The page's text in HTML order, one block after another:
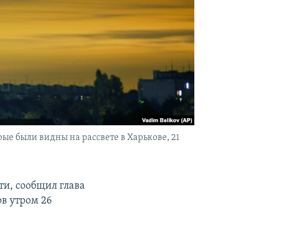
были видны на рассвете в Харькове, 21
сообщил глава
утром 26